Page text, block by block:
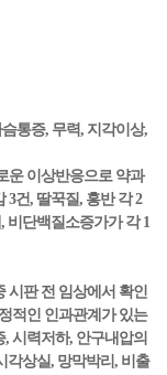
통증, 무력, 지각이상,
운 이상반응으로 약과
3건, 딸꾹질, 홍반 각 2
비단백질소증가가 각 1
시판 전 임상에서 확인
적인 인과관계가 있는
시력저하, 안구내압의
각상실, 망막박리, 비출